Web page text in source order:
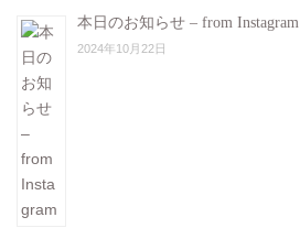
本日のお知らせ – from Instagram
2024年10月22日